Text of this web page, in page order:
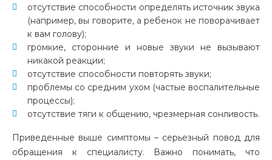
отсутствие способности определять источник звука
(например, вы говорите, а ребенок не поворачивает
к вам голову);
громкие, сторонние и новые звуки не вызывают
никакой реакции;
отсутствие способности повторять звуки;
проблемы со средним ухом (частые воспалительные
процессы);
отсутствие тяги к общению, чрезмерная сонливость.
Приведенные выше симптомы – серьезный повод для
обращения к специалисту. Важно понимать, что